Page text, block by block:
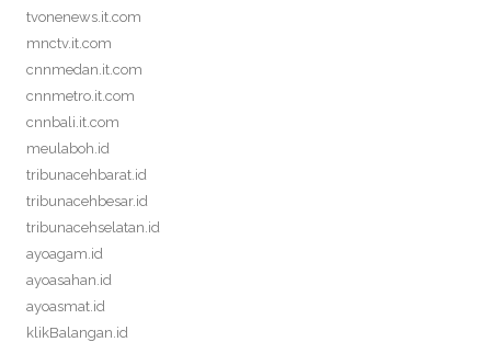
tvonenews.it.com
mnctv.it.com
cnnmedan.it.com
cnnmetro.it.com
cnnbali.it.com
meulaboh.id
tribunacehbarat.id
tribunacehbesar.id
tribunacehselatan.id
ayoagam.id
ayoasahan.id
ayoasmat.id
klikBalangan.id